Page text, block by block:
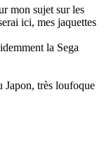
mon sujet sur les
ici, mes jaquettes
la Sega
Japon, très loufoque